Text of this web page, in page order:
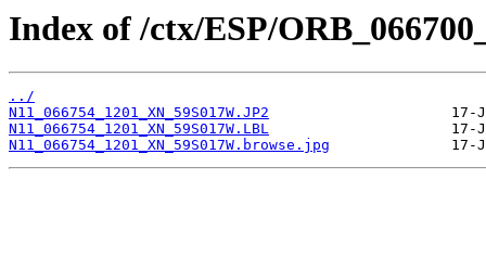
Index of /ctx/ESP/
../
N11_066754_1201_XN_59S017W.JP2
N11_066754_1201_XN_59S017W.LBL
N11_066754_1201_XN_59S017W.browse.jpg